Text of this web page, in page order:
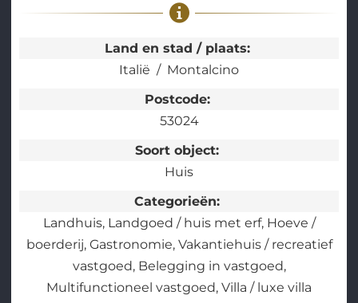
Land en stad / plaats:
Italië
Montalcino
Postcode:
53024
Soort object:
Huis
Categorieën:
Landhuis Landgoed / huis met erf Hoeve /
boerderij Gastronomie Vakantiehuis / recreatief
vastgoed Belegging in vastgoed
Multifunctioneel vastgoed Villa / luxe villa